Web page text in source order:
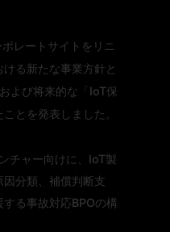
レートサイトをリニ
る新たな事業方針と
よび将来的な「IoT保
とを発表しました。
チャー向けに、IoT製
分類、補償判断支
る事故対応BPOの構